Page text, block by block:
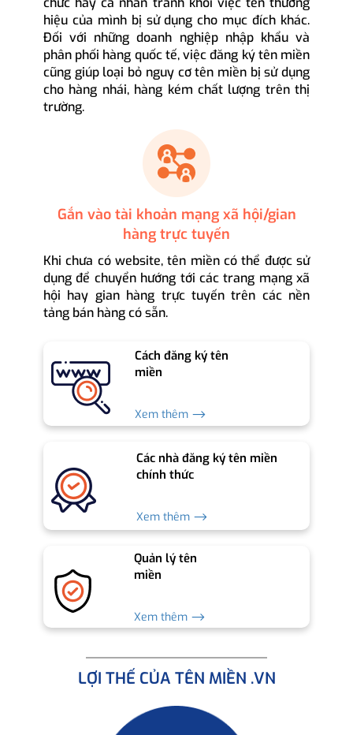
hiệu của mình bị sử dụng cho mục đích khác.
Đối với những doanh nghiệp nhập khẩu và
phân phối hàng quốc tế, việc đăng ký tên miền
cũng giúp loại bỏ nguy cơ tên miền bị sử dụng
cho hàng nhái, hàng kém chất lượng trên thị
trường.
Gắn vào tài khoản mạng xã hội/gian
hàng trực tuyến
Khi chưa có website, tên miền có thể được sử
dụng để chuyển hướng tới các trang mạng xã
hội hay gian hàng trực tuyến trên các nền
tảng bán hàng có sẵn.
Cách đăng ký tên
miền
Xem thêm ⟶
Các nhà đăng ký tên miền
chính thức
Xem thêm ⟶
Quản lý tên
miền
Xem thêm ⟶
LỢI THẾ CỦA TÊN MIỀN .VN